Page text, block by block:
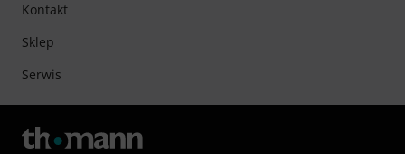
Kontakt
Sklep
Serwis